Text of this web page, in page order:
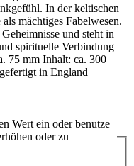
In der keltischen
mächtiges Fabelwesen.
und steht in
spirituelle Verbindung
75 mm Inhalt: ca. 300
in England
Wert ein oder benutze
oder zu